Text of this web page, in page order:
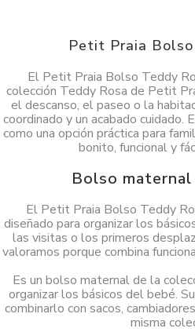
Petit Praia
El Petit Praia Bolso Teddy
colección Teddy Rosa de Petit
el descanso, el paseo o la
coordinado y un acabado cuidado.
como una opción práctica para
bonito, funcional y
Bolso
El Petit Praia Bolso Teddy
diseñado para organizar los
las visitas o los primeros
valoramos porque combina
Es un bolso maternal de la
organizar los básicos del bebé.
combinarlo con sacos,
misma